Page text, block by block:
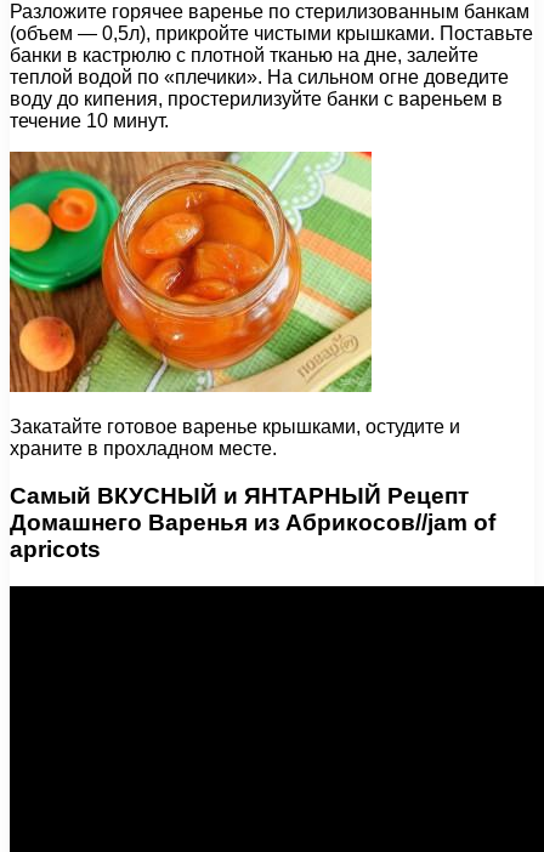
Разложите горячее варенье по стерилизованным банкам
(объем — 0,5л), прикройте чистыми крышками. Поставьте
банки в кастрюлю с плотной тканью на дне, залейте
теплой водой по «плечики». На сильном огне доведите
воду до кипения, простерилизуйте банки с вареньем в
течение 10 минут.
Закатайте готовое варенье крышками, остудите и
храните в прохладном месте.
Самый ВКУСНЫЙ и ЯНТАРНЫЙ Рецепт
Домашнего Варенья из Абрикосов//jam of
apricots